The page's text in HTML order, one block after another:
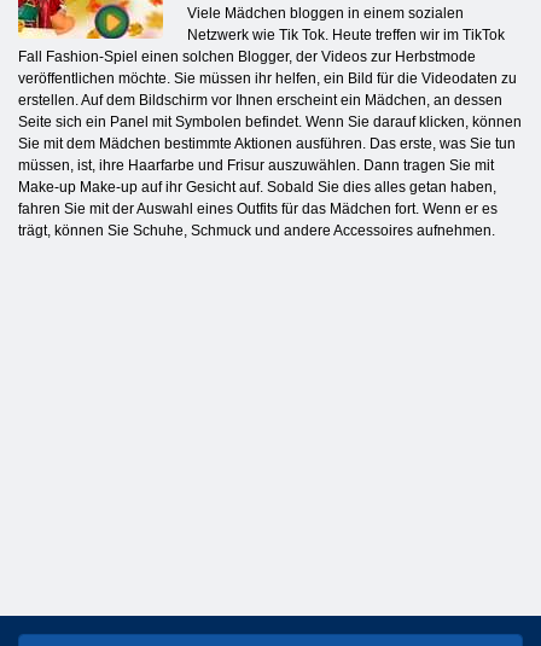
Viele Mädchen bloggen in einem sozialen
Netzwerk wie Tik Tok. Heute treffen wir im TikTok
Fall Fashion-Spiel einen solchen Blogger, der Videos zur Herbstmode
veröffentlichen möchte. Sie müssen ihr helfen, ein Bild für die Videodaten zu
erstellen. Auf dem Bildschirm vor Ihnen erscheint ein Mädchen, an dessen
Seite sich ein Panel mit Symbolen befindet. Wenn Sie darauf klicken, können
Sie mit dem Mädchen bestimmte Aktionen ausführen. Das erste, was Sie tun
müssen, ist, ihre Haarfarbe und Frisur auszuwählen. Dann tragen Sie mit
Make-up Make-up auf ihr Gesicht auf. Sobald Sie dies alles getan haben,
fahren Sie mit der Auswahl eines Outfits für das Mädchen fort. Wenn er es
trägt, können Sie Schuhe, Schmuck und andere Accessoires aufnehmen.